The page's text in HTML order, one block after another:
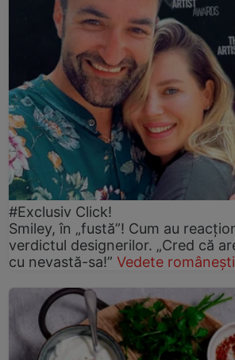
#Exclusiv Click!
Smiley, în „fustă”! Cum au
verdictul designerilor. „Cred că
cu nevastă-sa!” Vedete românești